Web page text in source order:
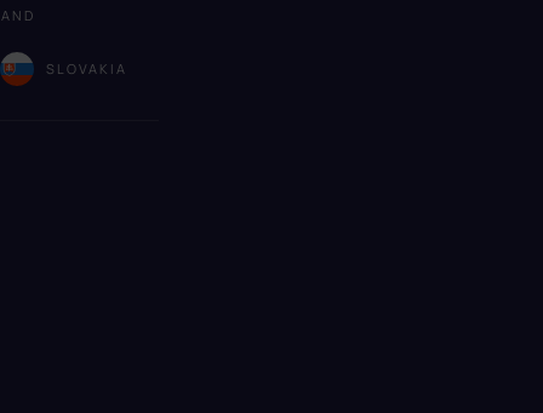
SLOVAKIA